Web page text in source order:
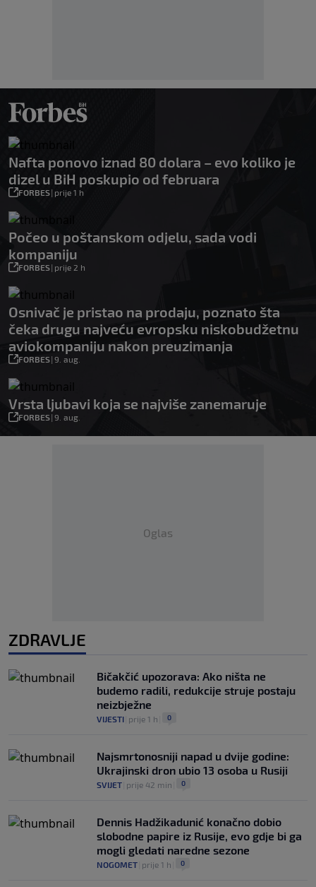
Nafta ponovo iznad 80 dolara – evo koliko je
dizel u BiH poskupio od februara
FORBES| prije 1 h
Počeo u poštanskom odjelu, sada vodi
kompaniju
FORBES| prije 2 h
Osnivač je pristao na prodaju, poznato šta
čeka drugu najveću evropsku niskobudžetnu
aviokompaniju nakon preuzimanja
FORBES| 9. aug.
Vrsta ljubavi koja se najviše zanemaruje
FORBES| 9. aug.
Oglas
ZDRAVLJE
Bičakčić upozorava: Ako ništa ne
budemo radili, redukcije struje postaju
neizbježne
VIJESTI prije 1 h 0
Najsmrtonosniji napad u dvije godine:
Ukrajinski dron ubio 13 osoba u Rusiji
SVIJET prije 42 min 0
Dennis Hadžikadunić konačno dobio
slobodne papire iz Rusije, evo gdje bi ga
mogli gledati naredne sezone
NOGOMET prije 1 h 0